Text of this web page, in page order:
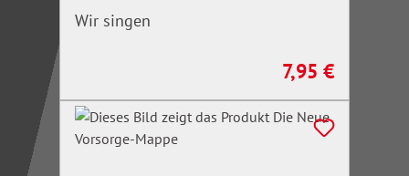
Wir singen
Regulärer Preis:
7,95 €